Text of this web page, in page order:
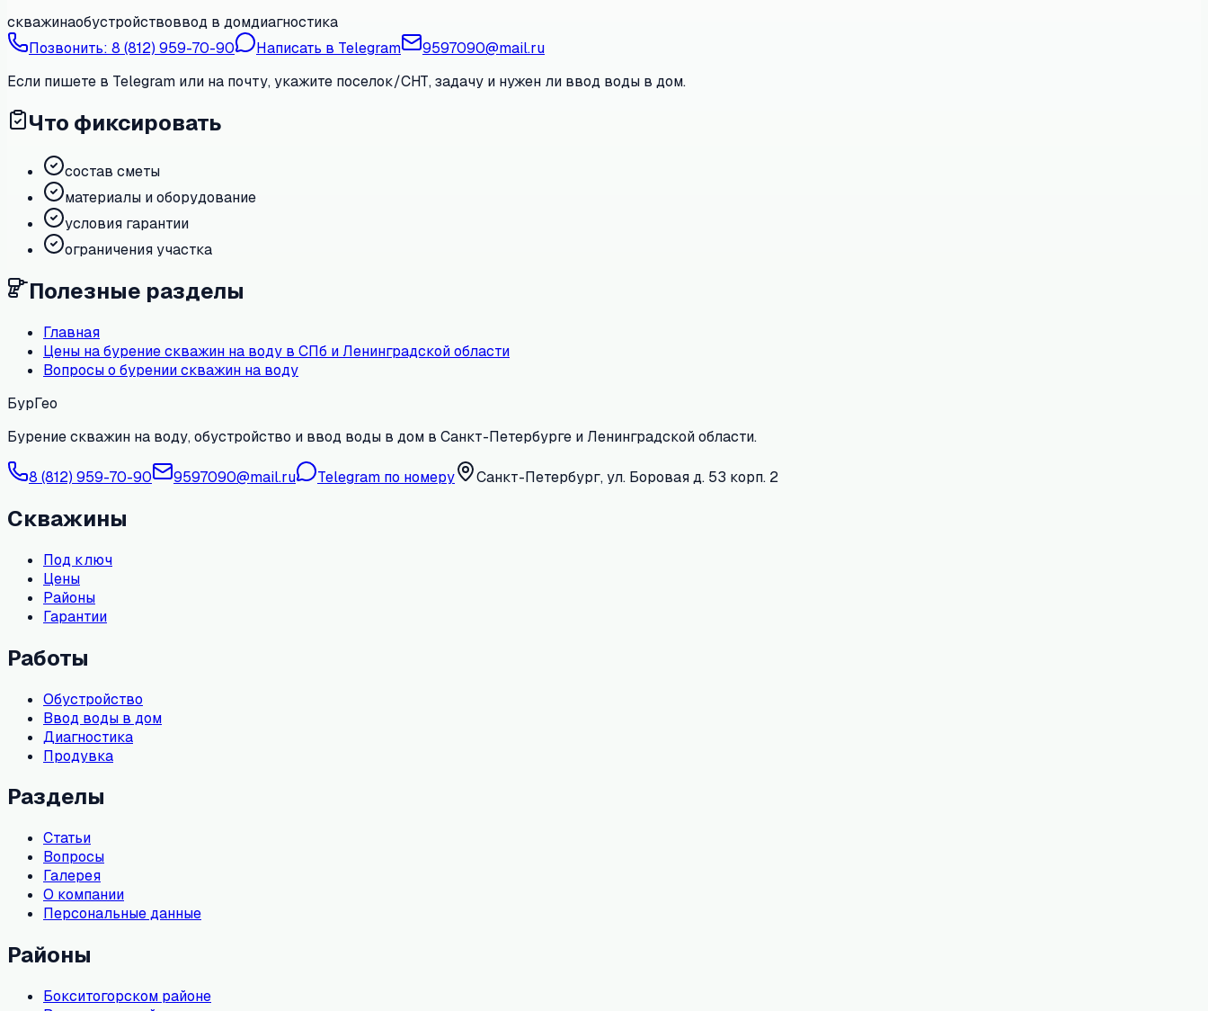
скважинаобустройствоввод в домдиагностика
Позвонить: 8 (812) 959-70-90 Написать в Telegram
9597090@mail.ru
Если пишете в Telegram или на почту, укажите поселок/СНТ, задачу и нужен ли ввод воды в дом.
Что фиксировать
состав сметы
материалы и оборудование
условия гарантии
ограничения участка
Полезные разделы
Главная
Цены на бурение скважин на воду в СПб и Ленинградской области
Вопросы о бурении скважин на воду
БурГео
Бурение скважин на воду, обустройство и ввод воды в дом в Санкт-Петербурге и Ленинградской области.
8 (812) 959-70-90 9597090@mail.ru Telegram по номеру Санкт-Петербург, ул. Боровая д. 53 корп. 2
Скважины
Под ключ
Цены
Районы
Гарантии
Работы
Обустройство
Ввод воды в дом
Диагностика
Продувка
Разделы
Статьи
Вопросы
Галерея
О компании
Персональные данные
Районы
Бокситогорском районе